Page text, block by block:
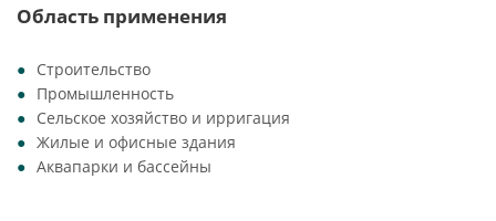
Область применения
Строительство
Промышленность
Сельское хозяйство и ирригация
Жилые и офисные здания
Аквапарки и бассейны